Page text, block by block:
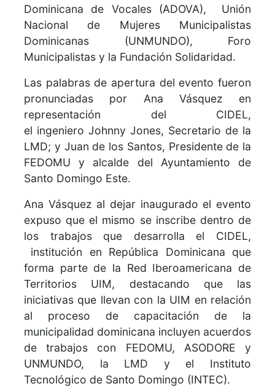
Dominicana de Vocales (ADOVA), Unión
Nacional de Mujeres Municipalistas
Dominicanas (UNMUNDO), Foro
Municipalistas y la Fundación Solidaridad.
Las palabras de apertura del evento fueron
pronunciadas por Ana Vásquez en
representación del CIDEL,
el ingeniero Johnny Jones, Secretario de la
LMD; y Juan de los Santos, Presidente de la
FEDOMU y alcalde del Ayuntamiento de
Santo Domingo Este.
Ana Vásquez al dejar inaugurado el evento
expuso que el mismo se inscribe dentro de
los trabajos que desarrolla el CIDEL,
institución en República Dominicana que
forma parte de la Red Iberoamericana de
Territorios UIM, destacando que las
iniciativas que llevan con la UIM en relación
al proceso de capacitación de la
municipalidad dominicana incluyen acuerdos
de trabajos con FEDOMU, ASODORE y
UNMUNDO, la LMD y el Instituto
Tecnológico de Santo Domingo (INTEC).